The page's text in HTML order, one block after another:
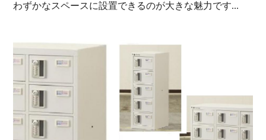
わずかなスペースに設置できるのが大きな魅力です...